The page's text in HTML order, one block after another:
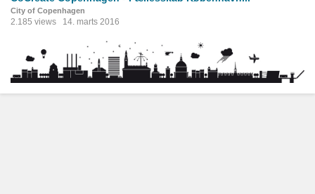
City of Copenhagen
2.185 views 14. marts 2016